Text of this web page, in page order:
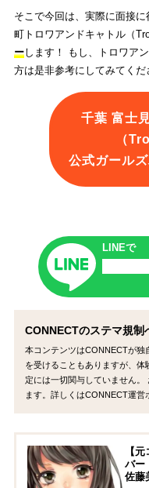
そこで今回は、実際に面接
町トロワアンドキャトル（
ーします！ もし、トロワア
方は是非参考にしてみてく
千葉 富士
（
公式ガール
LINEで
CONNECTのステマ規制
本コンテンツはCONNECTが独
を受けることもありますが、
定には一切関与していません。
ます。詳しくはCONNECT運営
【
バー
佐藤